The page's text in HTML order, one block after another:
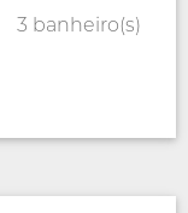
3 banheiro(s)